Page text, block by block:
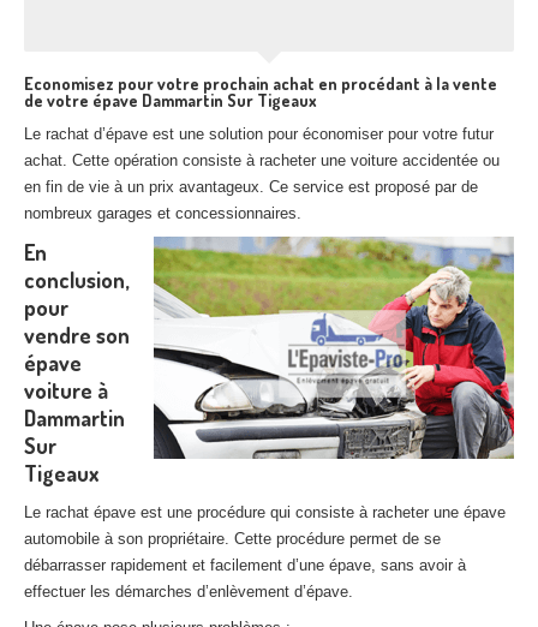
Economisez pour votre prochain achat en procédant à la vente
de votre épave Dammartin Sur Tigeaux
Le rachat d’épave est une solution pour économiser pour votre futur
achat. Cette opération consiste à racheter une voiture accidentée ou
en fin de vie à un prix avantageux. Ce service est proposé par de
nombreux garages et concessionnaires.
En
conclusion,
pour
vendre son
épave
voiture à
Dammartin
Sur
Tigeaux
Le rachat épave est une procédure qui consiste à racheter une épave
automobile à son propriétaire. Cette procédure permet de se
débarrasser rapidement et facilement d’une épave, sans avoir à
effectuer les démarches d’enlèvement d’épave.